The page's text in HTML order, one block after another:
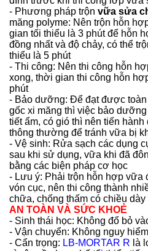
- Phương pháp trộn vữa sửa
măng polyme: Nên trộn hỗn
gian tối thiểu là 3 phút để hỗn
đồng nhất và độ chảy, có thể
thiểu là 5 phút
- Thi công: Nên thi công hỗn
xong, thời gian thi công hỗn
phút
- Bảo dưỡng: Để đạt được toàn
gốc xi măng thì việc bảo
tiết ẩm, có gió thì nên tiến
thông thường để tránh vữa bị
- Vệ sinh: Rửa sạch các dụng
sau khi sử dụng, vữa khi đã
bằng các biện pháp cơ học
- Lưu ý: Phải trộn hỗn hợp vữa
vón cục, nên thi công thành
chữa, chống thấm có chiều dày
AN TOÀN VÀ SỨC KHOẺ
- Sinh thái học: Không đổ bỏ
- Vận chuyển: Không nguy hiểm
- Cẩn trọng: LB-MORTAR R là